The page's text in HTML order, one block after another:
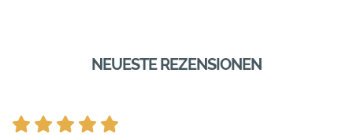
NEUESTE REZENSIONEN